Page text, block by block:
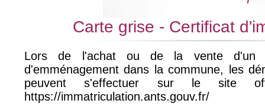
Carte grise - Certificat
Lors de l'achat ou de la vente d'un
d'emménagement dans la commune, les
peuvent s'effectuer sur le site
https://immatriculation.ants.gouv.fr/